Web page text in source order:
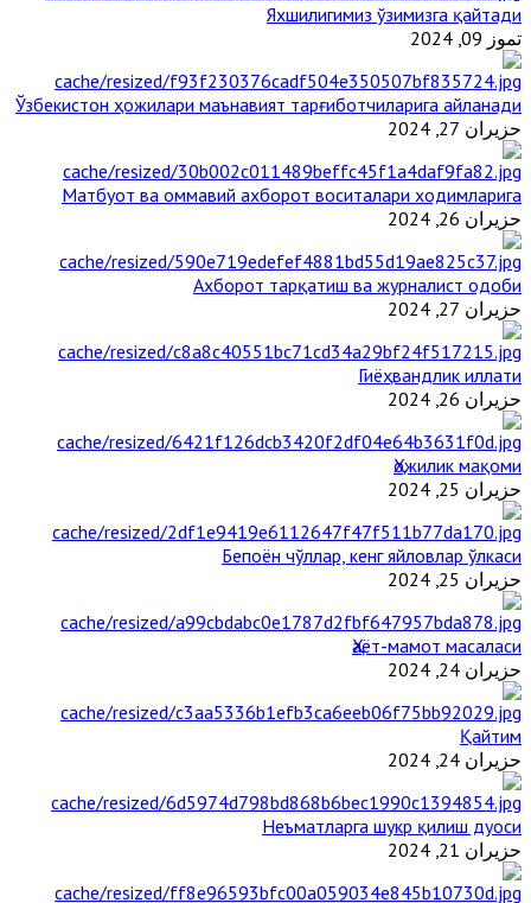
Яхшилигимиз ўзимизга қайтади
تموز 09, 2024
Ўзбекистон ҳожилари маънавият тарғиботчиларига айланади
حزيران 27, 2024
Матбуот ва оммавий ахборот воситалари ходимларига
حزيران 26, 2024
Ахборот тарқатиш ва журналист одоби
حزيران 27, 2024
Гиёҳвандлик иллати
حزيران 26, 2024
Ҳожилик мақоми
حزيران 25, 2024
Бепоён чўллар, кенг яйловлар ўлкаси
حزيران 25, 2024
Ҳаёт-мамот масаласи
حزيران 24, 2024
Қайтим
حزيران 24, 2024
Неъматларга шукр қилиш дуоси
حزيران 21, 2024